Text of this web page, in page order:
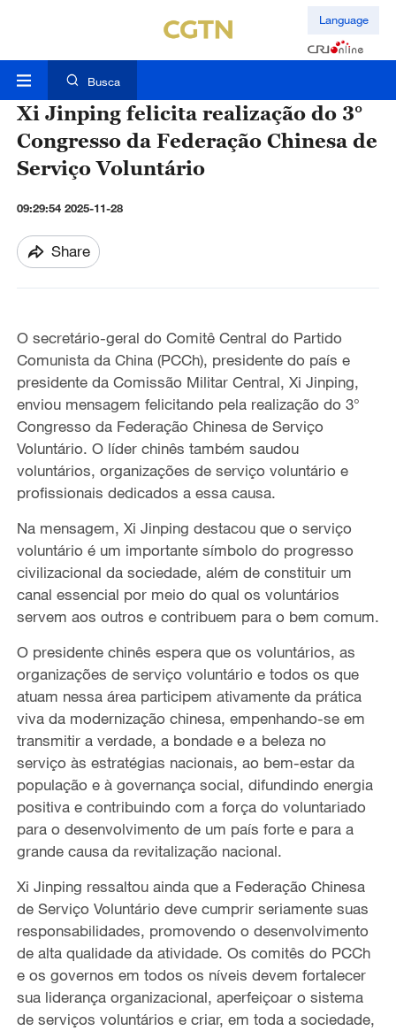
Language
Busca
Xi Jinping felicita realização do 3°
Congresso da Federação Chinesa de
Serviço Voluntário
09:29:54 2025-11-28
Share
O secretário-geral do Comitê Central do Partido
Comunista da China (PCCh), presidente do país e
presidente da Comissão Militar Central, Xi Jinping,
enviou mensagem felicitando pela realização do 3°
Congresso da Federação Chinesa de Serviço
Voluntário. O líder chinês também saudou
voluntários, organizações de serviço voluntário e
profissionais dedicados a essa causa.
Na mensagem, Xi Jinping destacou que o serviço
voluntário é um importante símbolo do progresso
civilizacional da sociedade, além de constituir um
canal essencial por meio do qual os voluntários
servem aos outros e contribuem para o bem comum.
O presidente chinês espera que os voluntários, as
organizações de serviço voluntário e todos os que
atuam nessa área participem ativamente da prática
viva da modernização chinesa, empenhando-se em
transmitir a verdade, a bondade e a beleza no
serviço às estratégias nacionais, ao bem-estar da
população e à governança social, difundindo energia
positiva e contribuindo com a força do voluntariado
para o desenvolvimento de um país forte e para a
grande causa da revitalização nacional.
Xi Jinping ressaltou ainda que a Federação Chinesa
de Serviço Voluntário deve cumprir seriamente suas
responsabilidades, promovendo o desenvolvimento
de alta qualidade da atividade. Os comitês do PCCh
e os governos em todos os níveis devem fortalecer
sua liderança organizacional, aperfeiçoar o sistema
de serviços voluntários e criar, em toda a sociedade,